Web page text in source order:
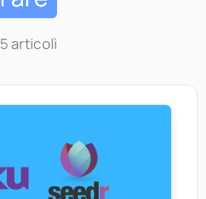
5 articolì